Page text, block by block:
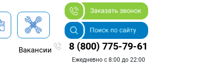
Вакансии 8 (800) 775-79-61
Ежедневно с 8:00 до 22:00